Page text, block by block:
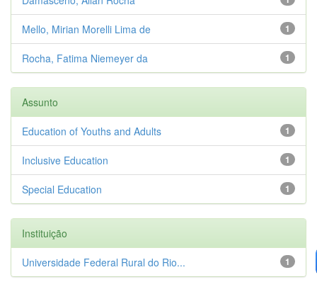
1
Mello, Mirian Morelli Lima de
1
Rocha, Fatima Niemeyer da
Assunto
1
Education of Youths and Adults
1
Inclusive Education
1
Special Education
Instituição
1
Universidade Federal Rural do Rio...